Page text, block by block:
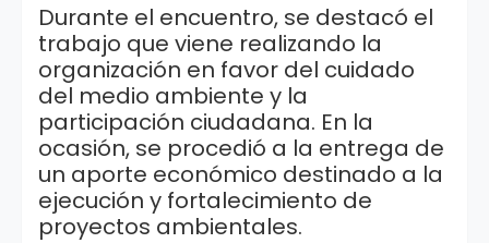
Durante el encuentro, se destacó el
trabajo que viene realizando la
organización en favor del cuidado
del medio ambiente y la
participación ciudadana. En la
ocasión, se procedió a la entrega de
un aporte económico destinado a la
ejecución y fortalecimiento de
proyectos ambientales.